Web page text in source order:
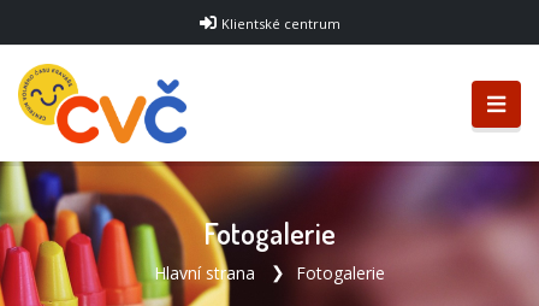
Klientské centrum
Fotogalerie
Hlavní strana Fotogalerie